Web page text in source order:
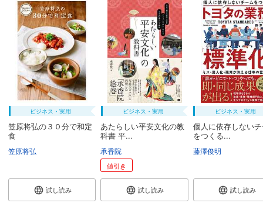
ビジネス・実用
笠原将弘の３０分で和定
食
笠原将弘
試し読み
ビジネス・実用
あたらしい平安文化の教
科書 平...
承香院
値引き
試し読み
ビジネス・実用
個人に依存しない
をつくる...
藤澤俊明
試し読み